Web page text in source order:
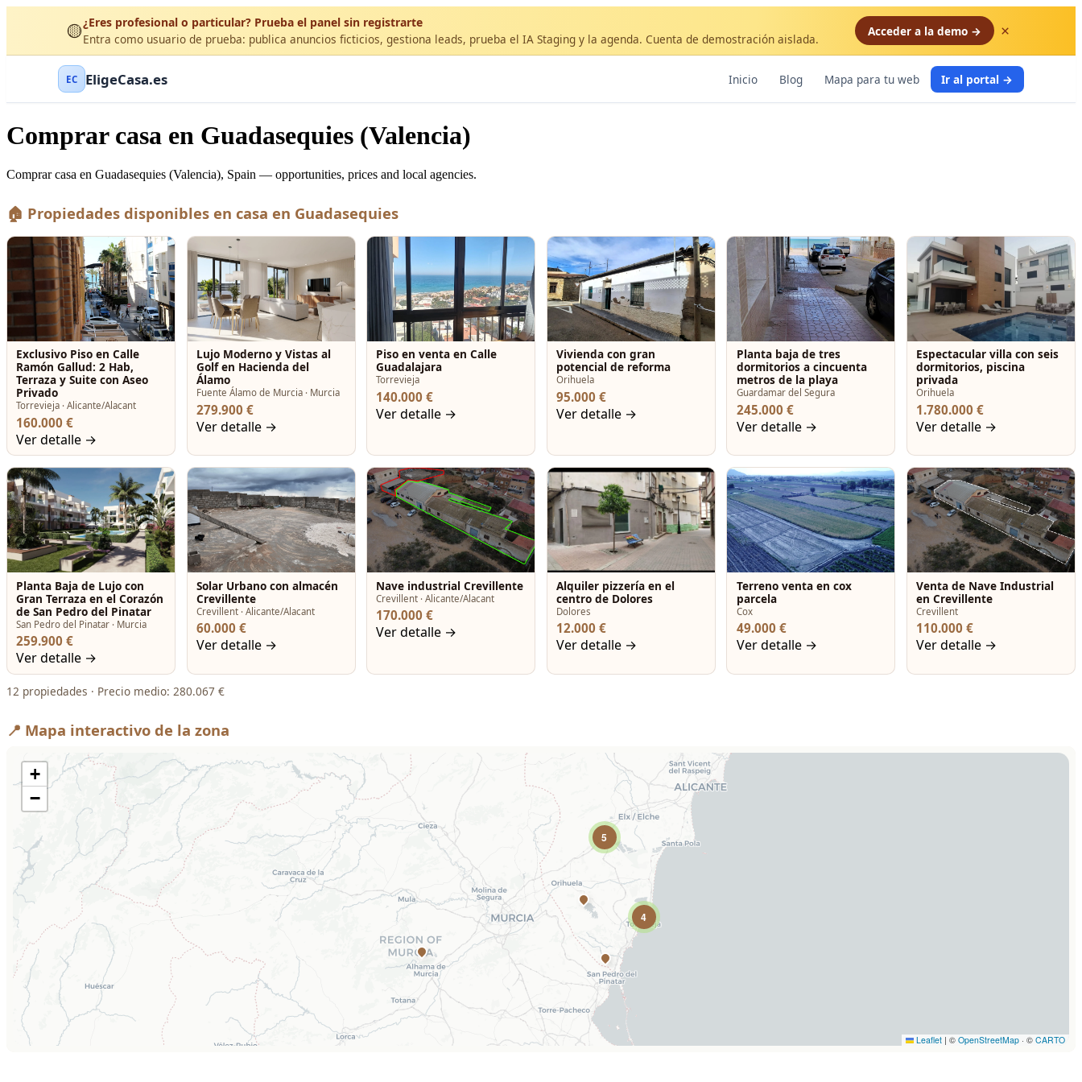
🟡¿Eres profesional o particular? Prueba el panel sin registrarte
Entra como usuario de prueba: publica anuncios ficticios, gestiona leads, prueba el IA Staging y la agenda. Cuenta de demostración aislada.
Acceder a la demo → ×
EC EligeCasa.es Inicio Blog Mapa para tu web Ir al portal →
Comprar casa en Guadasequies (Valencia)
Comprar casa en Guadasequies (Valencia), Spain — opportunities, prices and local agencies.
🏠 Propiedades disponibles en casa en Guadasequies
Exclusivo Piso en Calle
Ramón Gallud: 2 Hab,
Terraza y Suite con Aseo
Privado
Torrevieja · Alicante/Alacant
160.000 €
Ver detalle →
Lujo Moderno y Vistas al
Golf en Hacienda del
Álamo
Fuente Álamo de Murcia · Murcia
279.900 €
Ver detalle →
Piso en venta en Calle
Guadalajara
Torrevieja
140.000 €
Ver detalle →
Vivienda con gran
potencial de reforma
Orihuela
95.000 €
Ver detalle →
Planta baja de tres
dormitorios a cincuenta
metros de la playa
Guardamar del Segura
245.000 €
Ver detalle →
Espectacular villa con seis
dormitorios, piscina
privada
Orihuela
1.780.000 €
Ver detalle →
Planta Baja de Lujo con
Gran Terraza en el Corazón
de San Pedro del Pinatar
San Pedro del Pinatar · Murcia
259.900 €
Ver detalle →
Solar Urbano con almacén
Crevillente
Crevillent · Alicante/Alacant
60.000 €
Ver detalle →
Nave industrial Crevillente
Crevillent · Alicante/Alacant
170.000 €
Ver detalle →
Alquiler pizzería en el
centro de Dolores
Dolores
12.000 €
Ver detalle →
Terreno venta en cox
parcela
Cox
49.000 €
Ver detalle →
Venta de Nave Industrial
en Crevillente
Crevillent
110.000 €
Ver detalle →
12 propiedades · Precio medio: 280.067 €
📍 Mapa interactivo de la zona